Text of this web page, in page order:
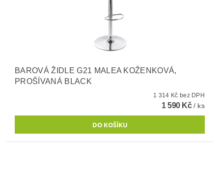
BAROVÁ ŽIDLE G21 MALEA KOŽENKOVÁ,
PROŠÍVANÁ BLACK
1 314 Kč bez DPH
1 590 Kč/ ks